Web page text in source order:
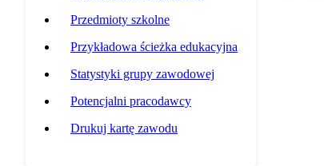
Przedmioty szkolne
Przykładowa ścieżka edukacyjna
Statystyki grupy zawodowej
Potencjalni pracodawcy
Drukuj kartę zawodu